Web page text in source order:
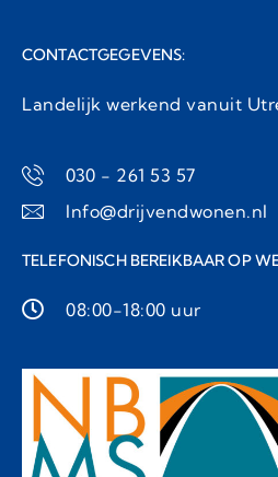
CONTACTGEGEVENS:
Landelijk werkend vanuit
030 - 261 53 57
Info@drijvendwonen.nl
TELEFONISCH BEREIKBAAR OP
08:00-18:00 uur